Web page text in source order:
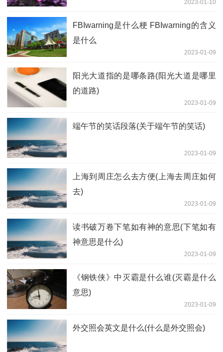
2023-01-10
FBIwarning是什么梗 FBIwarning的含义
是什么
2023-01-09
阳光大道指的是哪条路(阳光大道是哪里
的道路)
2023-01-09
端午节的笑话段落(关于端午节的笑话)
2023-01-09
上海到周庄怎么去方便(上海去周庄如何
去)
2023-01-09
读书破万卷下笔如有神的意思(下笔如有
神意思是什么)
2023-01-09
《钢铁侠》中灭霸是什么谁(灭霸是什么
意思)
2023-01-09
外交照会英文是什么(什么是外交照会)